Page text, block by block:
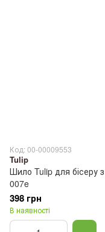
Код: 00-00009553
Tulip
Шило Tulip для бісеру
007e
398 грн
В наявності